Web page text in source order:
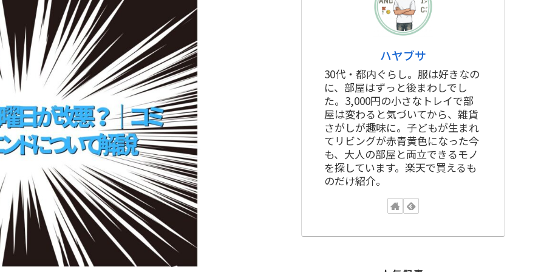
ハヤブサ
30代・都内ぐらし。服は好きなの
に、部屋はずっと後まわしでし
た。3,000円の小さなトレイで部
屋は変わると気づいてから、雑貨
さがしが趣味に。子どもが生まれ
てリビングが赤青黄色になった今
も、大人の部屋と両立できるモノ
を探しています。楽天で買えるも
のだけ紹介。